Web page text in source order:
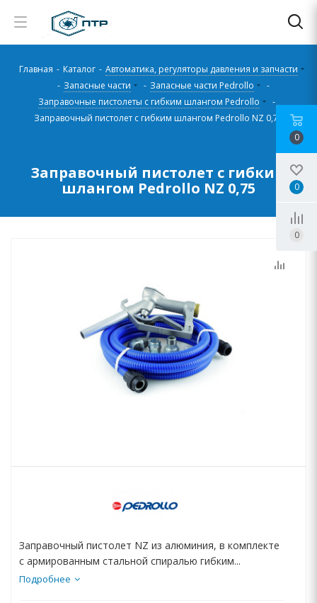
Главная - Каталог - Автоматика, регуляторы давления и запчасти
- Запасные части - Запасные части Pedrollo
-
Заправочные пистолеты с гибким шлангом Pedrollo
-
Заправочный пистолет с гибким шлангом Pedrollo NZ 0,75
Заправочный пистолет с гибким
шлангом Pedrollo NZ 0,75
Заправочный пистолет NZ из алюминия, в комплекте
с армированным стальной спиралью гибким...
Подробнее
0
0
0